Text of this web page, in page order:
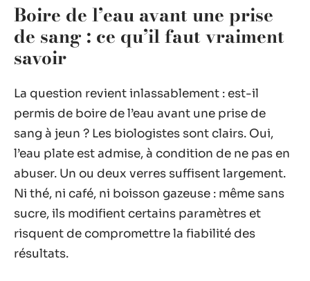
Boire de l’eau avant une prise
de sang : ce qu’il faut vraiment
savoir
La question revient inlassablement : est-il
permis de boire de l’eau avant une prise de
sang à jeun ? Les biologistes sont clairs. Oui,
l’eau plate est admise, à condition de ne pas en
abuser. Un ou deux verres suffisent largement.
Ni thé, ni café, ni boisson gazeuse : même sans
sucre, ils modifient certains paramètres et
risquent de compromettre la fiabilité des
résultats.